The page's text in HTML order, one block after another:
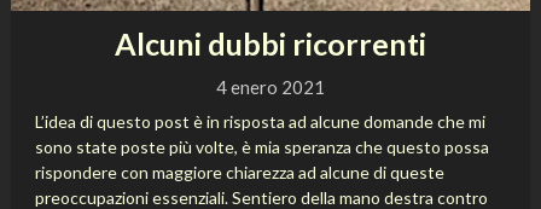
Alcuni dubbi ricorrenti
4 enero 2021
L’idea di questo post è in risposta ad alcune domande che mi
sono state poste più volte, è mia speranza che questo possa
rispondere con maggiore chiarezza ad alcune di queste
preoccupazioni essenziali. Sentiero della mano destra contro